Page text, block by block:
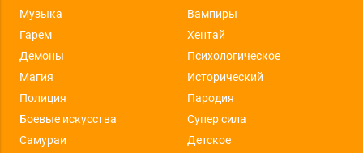
Музыка
Вампиры
Гарем
Хентай
Демоны
Психологическое
Магия
Исторический
Полиция
Пародия
Боевые искусства
Супер сила
Самураи
Детское